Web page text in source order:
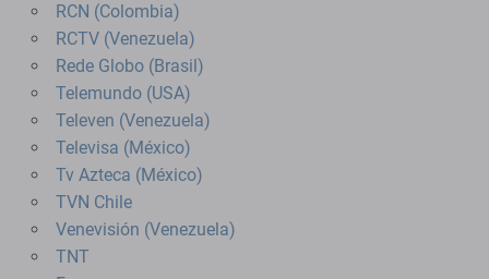
RCN (Colombia)
RCTV (Venezuela)
Rede Globo (Brasil)
Telemundo (USA)
Televen (Venezuela)
Televisa (México)
Tv Azteca (México)
TVN Chile
Venevisión (Venezuela)
TNT